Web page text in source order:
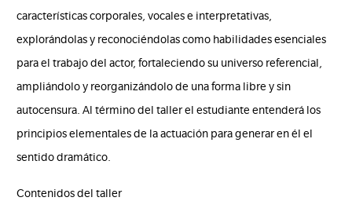
características corporales, vocales e interpretativas,
explorándolas y reconociéndolas como habilidades esenciales
para el trabajo del actor, fortaleciendo su universo referencial,
ampliándolo y reorganizándolo de una forma libre y sin
autocensura. Al término del taller el estudiante entenderá los
principios elementales de la actuación para generar en él el
sentido dramático.
Contenidos del taller